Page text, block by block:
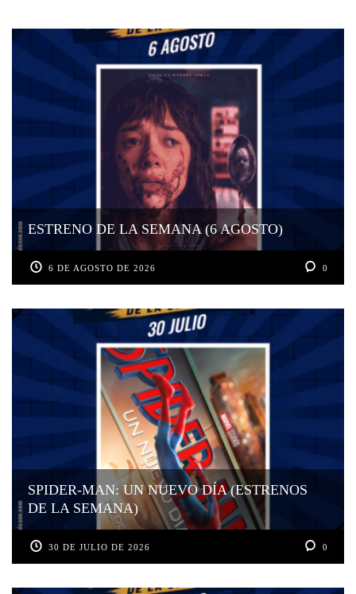
ESTRENO DE LA SEMANA (6 AGOSTO)
6 DE AGOSTO DE 2026 0
SPIDER-MAN: UN NUEVO DÍA (ESTRENOS
DE LA SEMANA)
30 DE JULIO DE 2026 0